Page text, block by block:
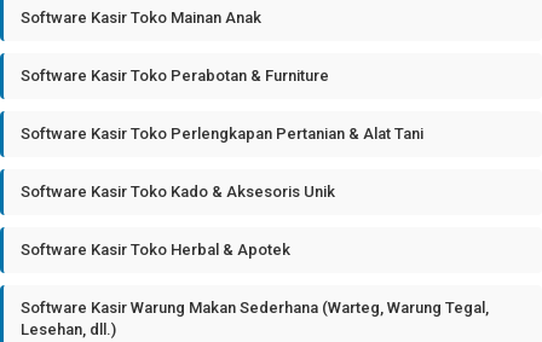
Software Kasir Toko Mainan Anak
Software Kasir Toko Perabotan & Furniture
Software Kasir Toko Perlengkapan Pertanian & Alat Tani
Software Kasir Toko Kado & Aksesoris Unik
Software Kasir Toko Herbal & Apotek
Software Kasir Warung Makan Sederhana (Warteg, Warung Tegal,
Lesehan, dll.)